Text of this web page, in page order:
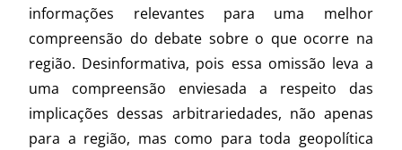
informações relevantes para uma melhor
compreensão do debate sobre o que ocorre na
região. Desinformativa, pois essa omissão leva a
uma compreensão enviesada a respeito das
implicações dessas arbitrariedades, não apenas
para a região, mas como para toda geopolítica